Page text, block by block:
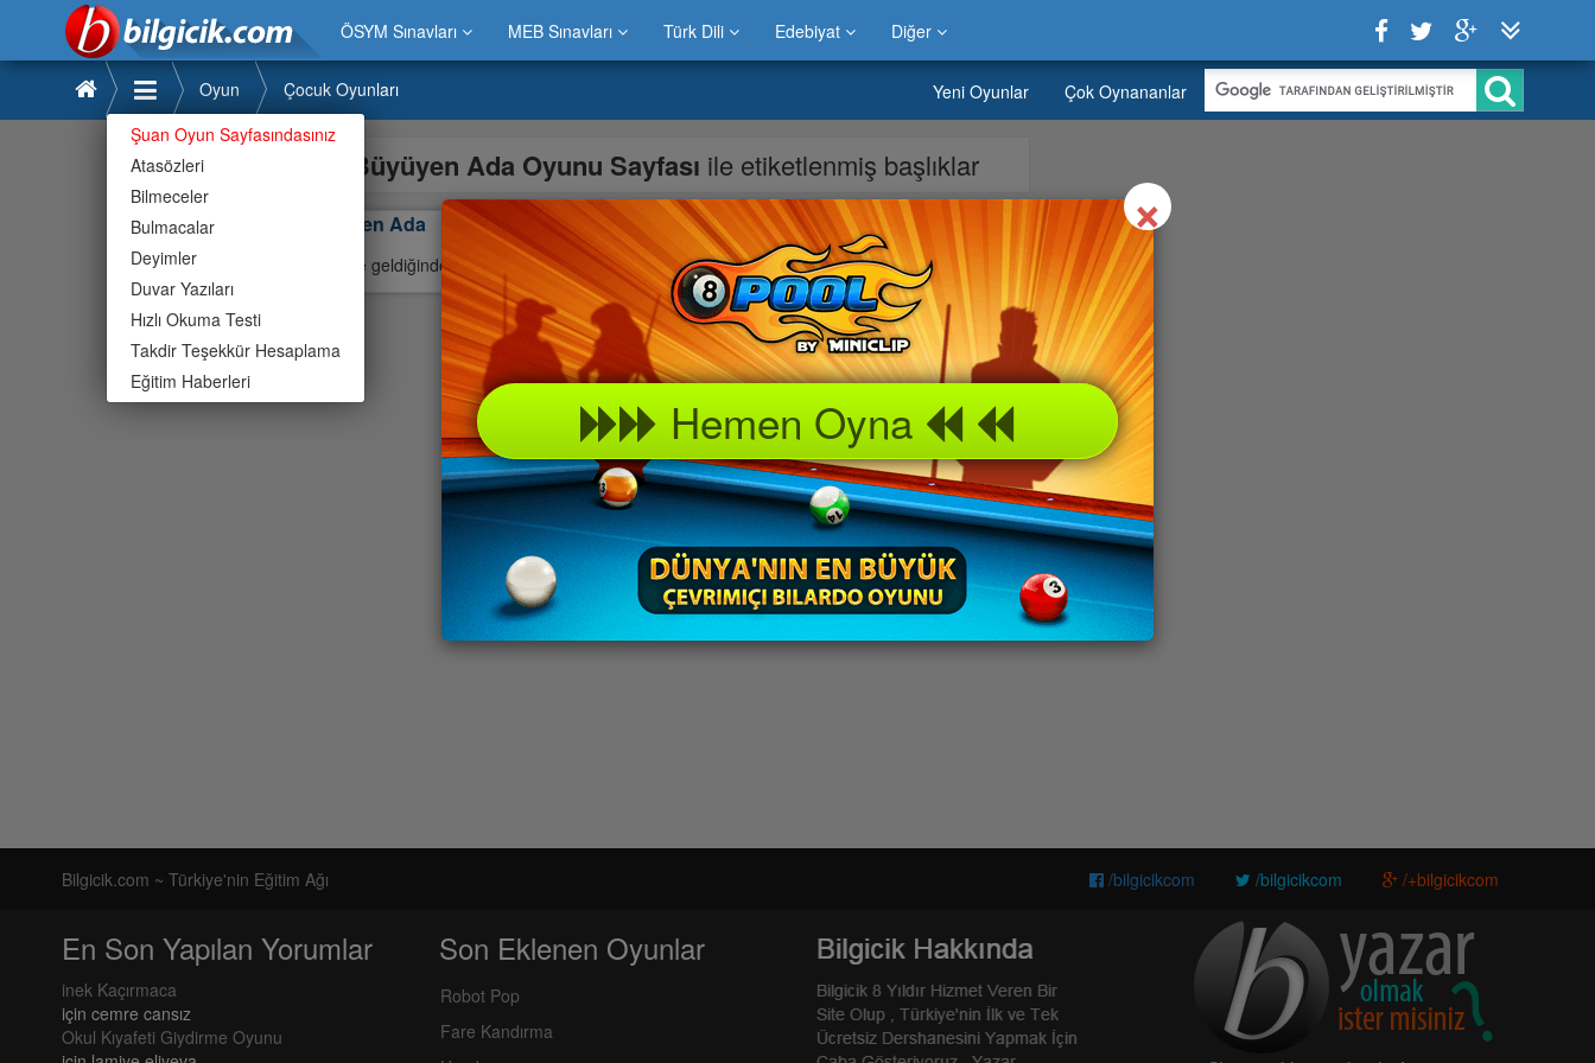
ÖSYM Sınavları MEB Sınavları Türk Dili Edebiyat Diğer
Şuan Oyun Sayfasındasınız
Atasözleri
Bilmeceler
Bulmacalar
Deyimler
Duvar Yazıları
Hızlı Okuma Testi
Takdir Teşekkür Hesaplama
Eğitim Haberleri
Oyun Çocuk Oyunları Yeni Oyunlar Çok Oynananlar
Büyüyen Ada Oyunu Sayfası ile etiketlenmiş başlıklar
Büyüyen Ada
Sıra size geldiğinde sahip olduğunu şeylerin büyümesi için doğru sıralama ile panellere tıklayın
Bilgicik.com ~ Türkiye'nin Eğitim Ağı /bilgicikcom /bilgicikcom /+bilgicikcom
En Son Yapılan Yorumlar
inek Kaçırmaca
için cemre cansız
Okul Kıyafeti Giydirme Oyunu
Son Eklenen Oyunlar
Robot Pop
Fare Kandırma
×Close
Hemen Oyna